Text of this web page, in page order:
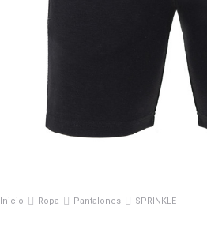
Estás aquí:
Inicio Ropa Pantalones SPRINKLE